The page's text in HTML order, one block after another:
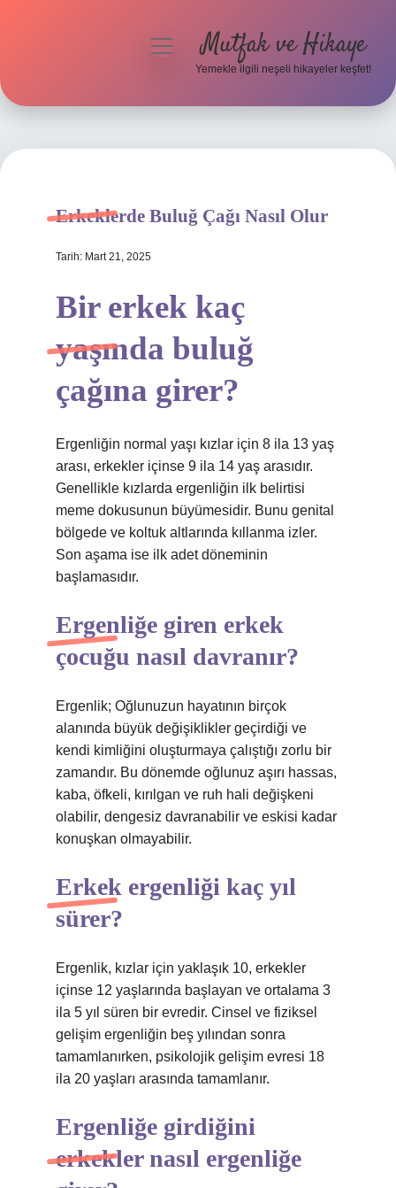
Hakkımızda
menüyüMutfak ve Hikaye
Yemekle ilgili neşeli hikayeler keşfet!
Erkeklerde Buluğ Çağı Nasıl Olur
Tarih: Mart 21, 2025
Bir erkek kaç
yaşında buluğ
çağına girer?
Ergenliğin normal yaşı kızlar için 8 ila 13 yaş
arası, erkekler içinse 9 ila 14 yaş arasıdır.
Genellikle kızlarda ergenliğin ilk belirtisi
meme dokusunun büyümesidir. Bunu genital
bölgede ve koltuk altlarında kıllanma izler.
Son aşama ise ilk adet döneminin
başlamasıdır.
Ergenliğe giren erkek
çocuğu nasıl davranır?
Ergenlik; Oğlunuzun hayatının birçok
alanında büyük değişiklikler geçirdiği ve
kendi kimliğini oluşturmaya çalıştığı zorlu bir
zamandır. Bu dönemde oğlunuz aşırı hassas,
kaba, öfkeli, kırılgan ve ruh hali değişkeni
olabilir, dengesiz davranabilir ve eskisi kadar
konuşkan olmayabilir.
Erkek ergenliği kaç yıl
sürer?
Ergenlik, kızlar için yaklaşık 10, erkekler
içinse 12 yaşlarında başlayan ve ortalama 3
ila 5 yıl süren bir evredir. Cinsel ve fiziksel
gelişim ergenliğin beş yılından sonra
tamamlanırken, psikolojik gelişim evresi 18
ila 20 yaşları arasında tamamlanır.
Ergenliğe girdiğini
erkekler nasıl ergenliğe